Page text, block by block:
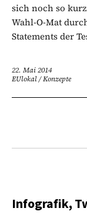
sich noch so
Wahl-O-Mat
Statements der
22. Mai 2014
EUlokal/Konzepte
Infografik,